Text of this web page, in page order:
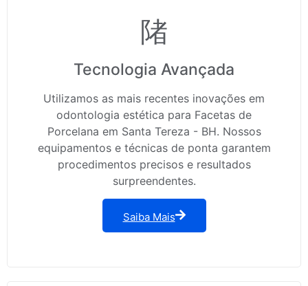
Tecnologia Avançada
Utilizamos as mais recentes inovações em
odontologia estética para Facetas de
Porcelana em Santa Tereza - BH. Nossos
equipamentos e técnicas de ponta garantem
procedimentos precisos e resultados
surpreendentes.
Saiba Mais